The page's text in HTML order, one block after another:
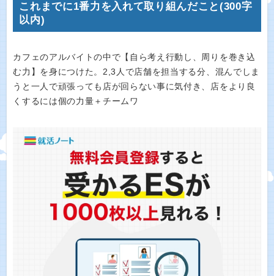
これまでに1番力を入れて取り組んだこと(300字
以内)
カフェのアルバイトの中で【自ら考え行動し、周りを巻き込
む力】を身につけた。2,3人で店舗を担当する分、混んでしま
うと一人で頑張っても店が回らない事に気付き、店をより良
くするには個の力量＋チームワ